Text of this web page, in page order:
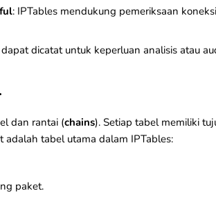
: IPTables mendukung pemeriksaan
dicatat untuk keperluan analisis atau
dan rantai (chains). Setiap tabel memiliki
adalah tabel utama dalam IPTables:
paket.